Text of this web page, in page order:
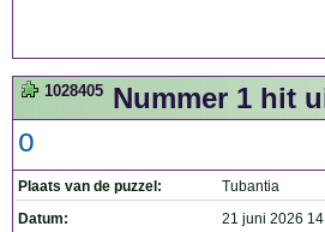
1028405 Nummer 1 hit
O
Plaats van de puzzel:
Tubantia
Datum:
21 juni 2026